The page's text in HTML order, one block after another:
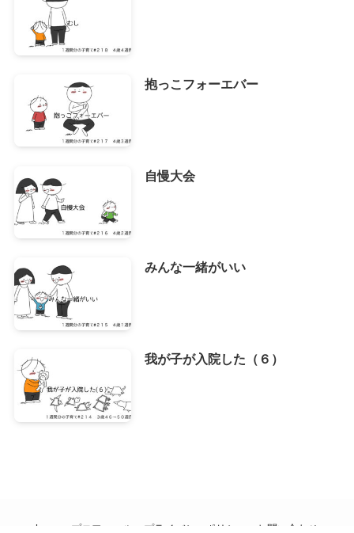
抱っこフォーエバー
自慢大会
みんな一緒がいい
我が子が入院した（６）
home プロフィール プライバシーポリシー お問い合わせ